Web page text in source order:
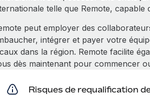
telle que Remote, capable
peut employer des
intégrer et payer votre
dans la région. Remote facilite
dès maintenant pour commencer
Risques de requalification